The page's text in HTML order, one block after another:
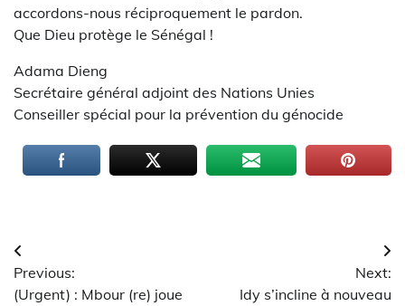
accordons-nous réciproquement le pardon.
Que Dieu protège le Sénégal !
Adama Dieng
Secrétaire général adjoint des Nations Unies
Conseiller spécial pour la prévention du génocide
Navigation
de
Previous:
(Urgent) : Mbour (re) joue
Next:
Idy s’incline à nouveau